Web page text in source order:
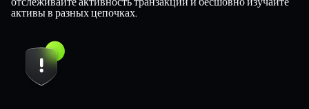
активы в разных цепочках.